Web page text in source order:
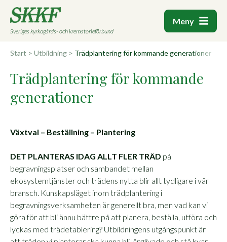
Sveriges kyrkogårds- och krematorieförbund
Meny
Start > Utbildning > Trädplantering för kommande generationer
Trädplantering för kommande
generationer
Växtval – Beställning – Plantering
DET PLANTERAS IDAG ALLT FLER TRÄD på
begravningsplatser och sambandet mellan
ekosystemtjänster och trädens nytta blir allt tydligare i vår
bransch. Kunskapsläget inom trädplantering i
begravningsverksamheten är generellt bra, men vad kan vi
göra för att bli ännu bättre på att planera, beställa, utföra och
lyckas med trädetablering? Utbildningens utgångspunkt är